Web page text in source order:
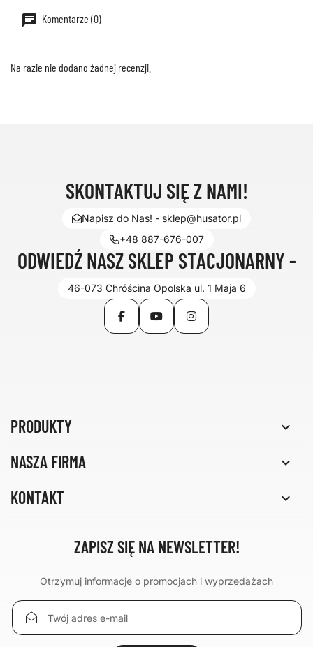
Komentarze (0)
Na razie nie dodano żadnej recenzji.
SKONTAKTUJ SIĘ Z NAMI!
Napisz do Nas! - sklep@husator.pl
+48 887-676-007
ODWIEDŹ NASZ SKLEP STACJONARNY -
46-073 Chróścina Opolska ul. 1 Maja 6
FacebookYouTubeInstagram
PRODUKTY 
NASZA FIRMA 
KONTAKT 
ZAPISZ SIĘ NA NEWSLETTER!
Otrzymuj informacje o promocjach i wyprzedażach